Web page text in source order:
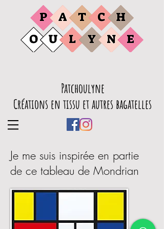
Patchoulyne
Créations en tissu et autres bagatelles
Je me suis inspirée en partie
de ce tableau de Mondrian